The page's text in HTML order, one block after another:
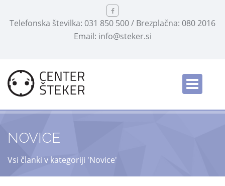
Telefonska številka: 031 850 500 / Brezplačna: 080 2016
Email: info@steker.si
NOVICE
Vsi članki v kategoriji 'Novice'